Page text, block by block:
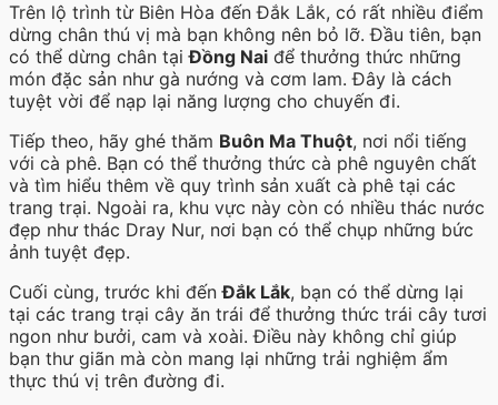
Trên lộ trình từ Biên Hòa đến Đắk Lắk, có rất nhiều điểm
dừng chân thú vị mà bạn không nên bỏ lỡ. Đầu tiên, bạn
có thể dừng chân tạiĐồng Nai để thưởng thức những
món đặc sản như gà nướng và cơm lam. Đây là cách
tuyệt vời để nạp lại năng lượng cho chuyến đi.
Tiếp theo, hãy ghé thăm Buôn Ma Thuột, nơi nổi tiếng
với cà phê. Bạn có thể thưởng thức cà phê nguyên chất
và tìm hiểu thêm về quy trình sản xuất cà phê tại các
trang trại. Ngoài ra, khu vực này còn có nhiều thác nước
đẹp như thác Dray Nur, nơi bạn có thể chụp những bức
ảnh tuyệt đẹp.
Cuối cùng, trước khi đếnĐắk Lắk, bạn có thể dừng lại
tại các trang trại cây ăn trái để thưởng thức trái cây tươi
ngon như bưởi, cam và xoài. Điều này không chỉ giúp
bạn thư giãn mà còn mang lại những trải nghiệm ẩm
thực thú vị trên đường đi.